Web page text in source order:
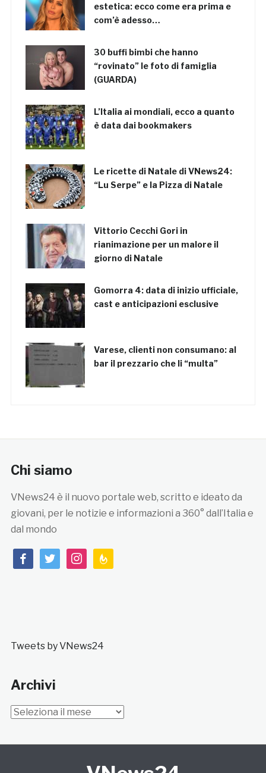
estetica: ecco come era prima e
com’è adesso…
30 buffi bimbi che hanno
“rovinato” le foto di famiglia
(GUARDA)
L’Italia ai mondiali, ecco a quanto
è data dai bookmakers
Le ricette di Natale di VNews24:
“Lu Serpe” e la Pizza di Natale
Vittorio Cecchi Gori in
rianimazione per un malore il
giorno di Natale
Gomorra 4: data di inizio ufficiale,
cast e anticipazioni esclusive
Varese, clienti non consumano: al
bar il prezzario che li “multa”
Chi siamo
VNews24 è il nuovo portale web, scritto e ideato da
giovani, per le notizie e informazioni a 360° dall’Italia e
dal mondo
facebooktwitterinstagramfeedburner
Tweets by VNews24
Archivi
Archivi